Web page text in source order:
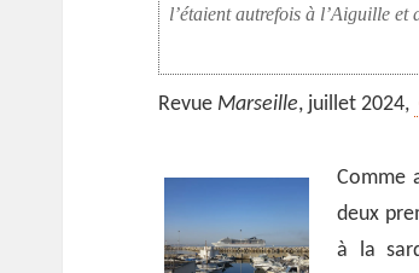
l’étaient autrefois à l’Aiguille et
Revue Marseille, juillet 2024,
Comme
deux
à la